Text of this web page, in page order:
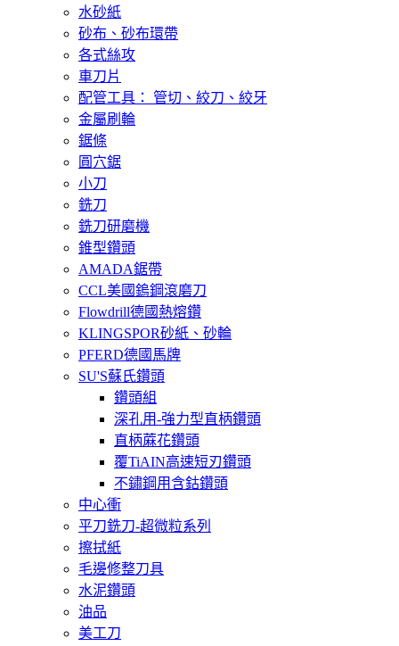
水砂紙
砂布、砂布環帶
各式絲攻
車刀片
配管工具： 管切、絞刀、絞牙
金屬刷輪
鋸條
圓穴鋸
小刀
銑刀
銑刀研磨機
錐型鑽頭
AMADA鋸帶
CCL美國鎢鋼滾磨刀
Flowdrill德國熱熔鑽
KLINGSPOR砂紙、砂輪
PFERD德國馬牌
SU'S蘇氏鑽頭
鑽頭組
深孔用-強力型直柄鑽頭
直柄蔴花鑽頭
覆TiAIN高速短刃鑽頭
不鏽鋼用含鈷鑽頭
中心衝
平刀銑刀-超微粒系列
擦拭紙
毛邊修整刀具
水泥鑽頭
油品
美工刀